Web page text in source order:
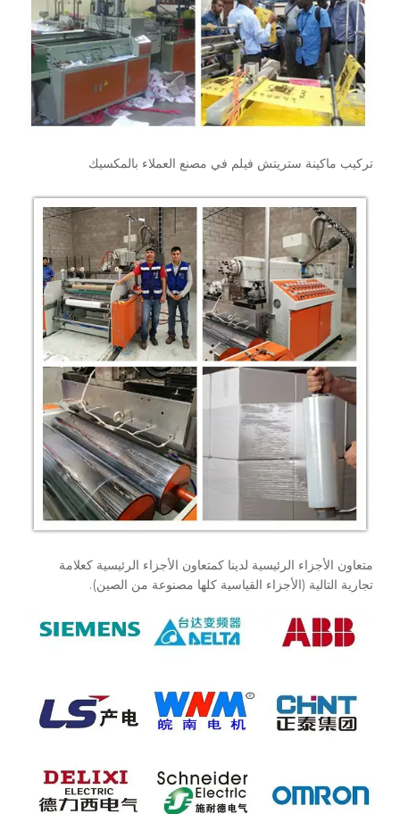
تركيب ماكينة ستريتش فيلم في مصنع العملاء بالمكسيك
متعاون الأجزاء الرئيسية لدينا كمتعاون الأجزاء الرئيسية كعلامة
تجارية التالية (الأجزاء القياسية كلها مصنوعة من الصين).